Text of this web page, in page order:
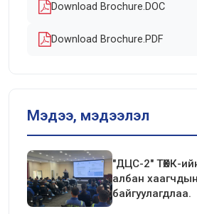
Download Brochure.DOC
Download Brochure.PDF
Мэдээ, мэдээлэл
"ДЦС-2" ТӨХК-
албан
байгуулагдлаа.